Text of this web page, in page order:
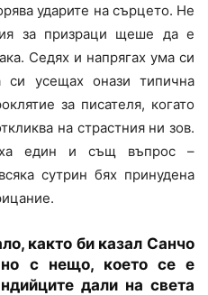
ударите на сърцето. Не
за призраци щеше да е
Седях и напрягах ума си
си усещах онази типична
за писателя, когато
на страстния ни зов.
един и същ въпрос –
сутрин бях принудена
както би казал Санчо
с нещо, което се е
дали на света